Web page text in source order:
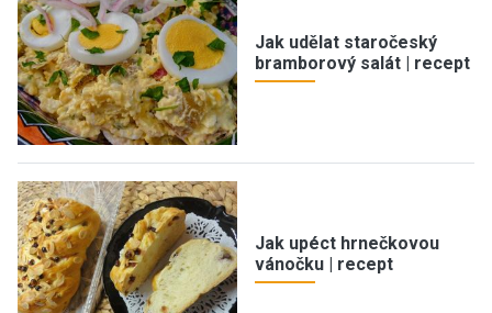
Jak udělat staročeský
bramborový salát | recept
Jak upéct hrnečkovou
vánočku | recept